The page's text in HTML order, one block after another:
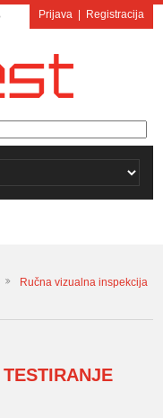
Prijava| Registracija
Ručna vizualna inspekcija